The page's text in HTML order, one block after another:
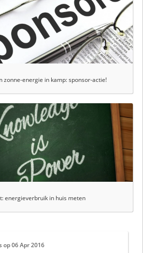
zonne-energie in kamp: sponsor-actie!
energieverbruik in huis meten
op06 Apr 2016